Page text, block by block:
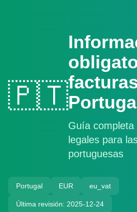
🇵🇹
Guía
legales para
portuguesas
Portugal EUR eu_vat
Última revisión: 2025-12-24